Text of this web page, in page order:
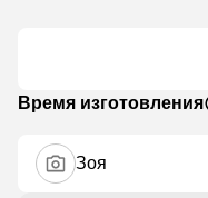
Время изготовления
Зоя